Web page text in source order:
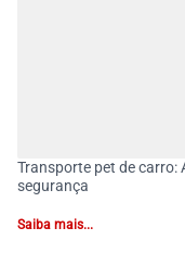
Transporte pet de carro:
segurança
Saiba mais...